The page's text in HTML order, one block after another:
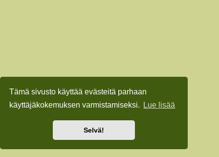
Tämä sivusto käyttää evästeitä parhaan
käyttäjäkokemuksen varmistamiseksi.
Lue lisää
Selvä!